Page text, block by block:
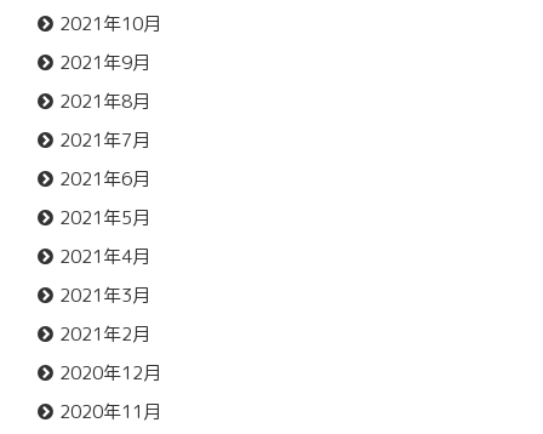
2021年10月
2021年9月
2021年8月
2021年7月
2021年6月
2021年5月
2021年4月
2021年3月
2021年2月
2020年12月
2020年11月